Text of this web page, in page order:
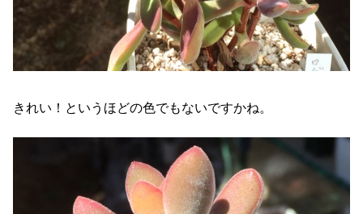
きれい！というほどの色でもないですかね。